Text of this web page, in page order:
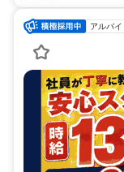
アルバイ